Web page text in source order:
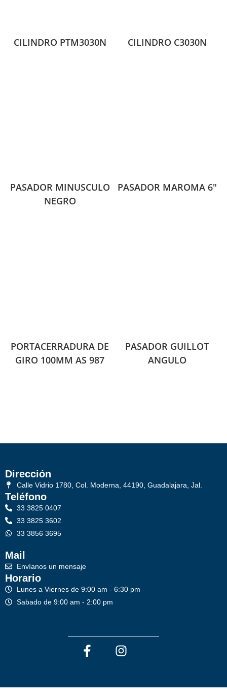
CILINDRO PTM3030N CILINDRO C3030N
PASADOR MINUSCULO
NEGRO
PASADOR MAROMA 6″
PORTACERRADURA DE
GIRO 100MM AS 987
PASADOR GUILLOT
ANGULO
Dirección
Calle Vidrio 1780, Col. Moderna, 44190, Guadalajara, Jal.
Teléfono
33 3825 0407
33 3825 3602
33 3856 3695
Mail
Envíanos un mensaje
Horario
Lunes a Viernes de 9:00 am - 6:30 pm
Sabado de 9:00 am - 2:00 pm